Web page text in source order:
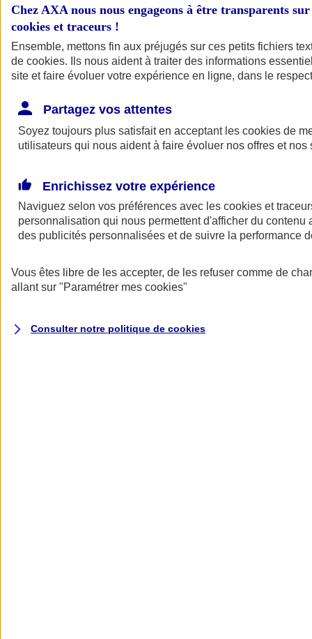
AXA Assurance
Chez AXA nous nous engageons à être transparents
cookies et traceurs !
Ensemble, mettons fin aux préjugés sur ces petits fichiers
de cookies. Ils nous aident à traiter des informations
site et faire évoluer votre expérience en ligne, dans le
Partagez vos attentes
Soyez toujours plus satisfait en acceptant les cookies de
utilisateurs qui nous aident à faire évoluer nos offres et nos
Enrichissez votre expérience
Naviguez selon vos préférences avec les cookies et
personnalisation qui nous permettent d'afficher du contenu
des publicités personnalisées et de suivre la performance
Vous êtes libre de les accepter, de les refuser comme de
allant sur "Paramétrer mes cookies"
Consulter notre politique de cookies